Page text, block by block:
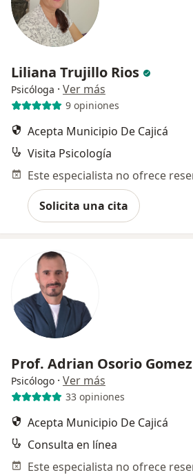
Liliana Trujillo Rios
Psicóloga · Ver más
9 opiniones
Acepta Municipio De Cajicá
Visita Psicología
Solicita una cita
Prof. Adrian Osorio Gomez
Psicólogo · Ver más
33 opiniones
Acepta Municipio De Cajicá
Consulta en línea